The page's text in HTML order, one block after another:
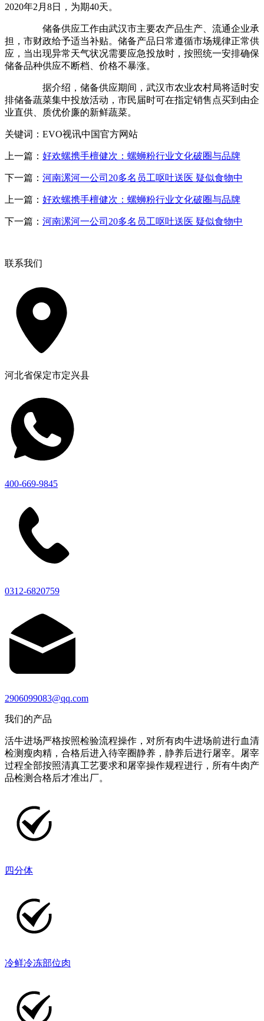
2020年2月8日，为期40天。
储备供应工作由武汉市主要农产品生产、流通企业承
担，市财政给予适当补贴。储备产品日常遵循市场规律正常供
应，当出现异常天气状况需要应急投放时，按照统一安排确保
储备品种供应不断档、价格不暴涨。
据介绍，储备供应期间，武汉市农业农村局将适时安
排储备蔬菜集中投放活动，市民届时可在指定销售点买到由企
业直供、质优价廉的新鲜蔬菜。
关键词：EVO视讯中国官方网站
上一篇： 好欢螺携手檀健次：螺蛳粉行业文化破圈与品牌
下一篇： 河南漯河一公司20多名员工呕吐送医 疑似食物中
上一篇： 好欢螺携手檀健次：螺蛳粉行业文化破圈与品牌
下一篇： 河南漯河一公司20多名员工呕吐送医 疑似食物中
联系我们
河北省保定市定兴县
400-669-9845
0312-6820759
2906099083@qq.com
我们的产品
活牛进场严格按照检验流程操作，对所有肉牛进场前进行血清
检测瘦肉精，合格后进入待宰圈静养，静养后进行屠宰。屠宰
过程全部按照清真工艺要求和屠宰操作规程进行，所有牛肉产
品检测合格后才准出厂。
四分体
冷鲜冷冻部位肉